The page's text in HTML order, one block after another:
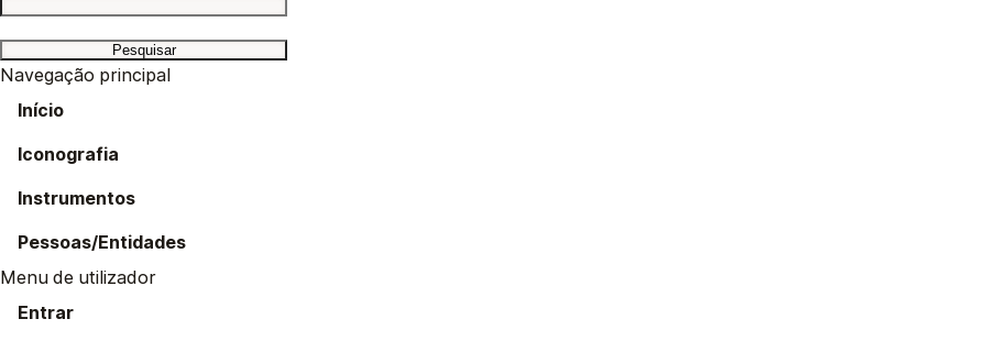
Navegação principal
Início
Iconografia
Instrumentos
Pessoas/Entidades
Menu de utilizador
Entrar